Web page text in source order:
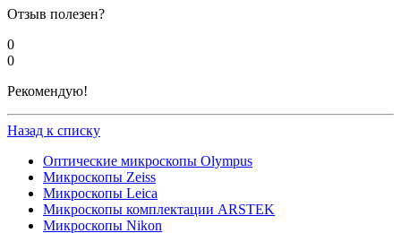
Отзыв полезен?
0
0
Рекомендую!
Назад к списку
Оптические микроскопы Olympus
Микроскопы Zeiss
Микроскопы Leica
Микроскопы комплектации ARSTEK
Микроскопы Nikon